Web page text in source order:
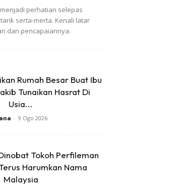
menjadi perhatian selepas
serta-merta. Kenali latar
dan pencapaiannya.
Rumah Besar Buat Ibu
Tunaikan Hasrat Di
Usia...
- 9 Ogo 2026
Tokoh Perfileman
Harumkan Nama
Malaysia